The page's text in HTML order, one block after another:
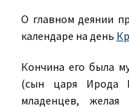
О главном деянии
календаре на день
Кончина его была
(сын царя Ирода
младенцев, желая